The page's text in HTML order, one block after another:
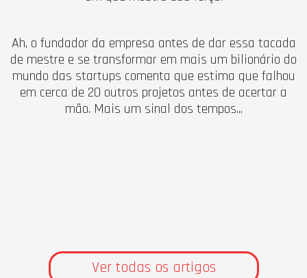
Ah, o fundador da empresa antes de dar essa tacada
de mestre e se transformar em mais um bilionário do
mundo das startups comenta que estima que falhou
em cerca de 20 outros projetos antes de acertar a
mão. Mais um sinal dos tempos...
Ver todas os artigos